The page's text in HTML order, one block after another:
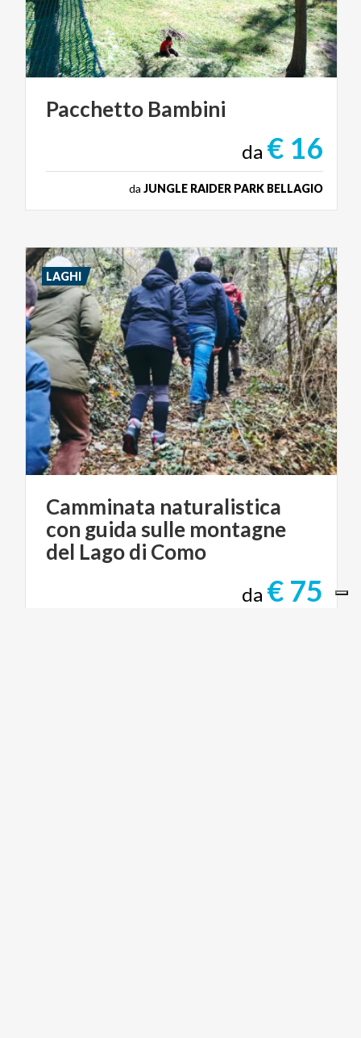
Pacchetto Bambini
da € 16
da JUNGLE RAIDER PARK BELLAGIO
Camminata naturalistica
con guida sulle montagne
del Lago di Como
da € 75
LAGHI